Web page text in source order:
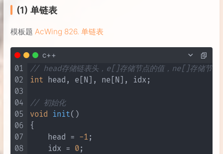
(1) 单链表
模板题 AcWing 826. 单链表
c++
01
02
03
04
05
06
07
08
// head存储链表头，e[]存储节点的值，ne[]存储节点
int head, e[N], ne[N], idx;
// 初始化
void
init()
{
    head =
-1;
    idx =
0;